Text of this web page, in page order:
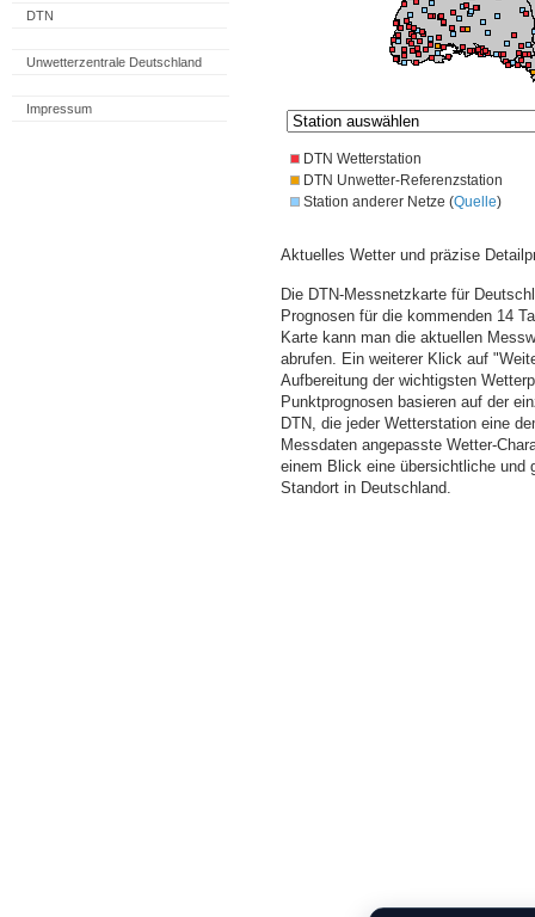
DTN
Unwetterzentrale Deutschland
Impressum
DTN Wetterstation
DTN Unwetter-Referenzstation
Station anderer Netze (Quelle)
Aktuelles Wetter und präzise
Die DTN-Messnetzkarte für
Prognosen für die kommenden 14
Karte kann man die aktuellen
abrufen. Ein weiterer Klick auf
Aufbereitung der wichtigsten
Punktprognosen basieren auf der
DTN, die jeder Wetterstation eine
Messdaten angepasste Wetter-
einem Blick eine übersichtliche und
Standort in Deutschland.